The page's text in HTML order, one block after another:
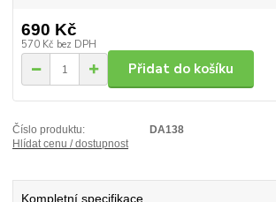
690 Kč
570 Kč bez DPH
Přidat do košíku
Číslo produktu:
DA138
Hlídat cenu / dostupnost
Kompletní specifikace